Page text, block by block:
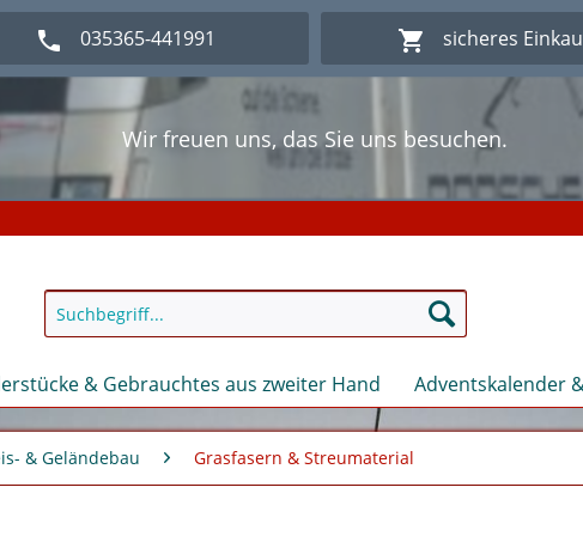
035365-441991 sicheres
Wir freuen uns, das Sie uns besuchen.
Willkommen im Onlineshop Modellbahn - Eck
Wir freuen uns, das Sie uns besuchen.
Herzlich Willkommen im Onlineshop Modellbahn - Eck
& Gebrauchtes aus zweiter Hand Adventskalender
& Geländebau Grasfasern & Streumaterial